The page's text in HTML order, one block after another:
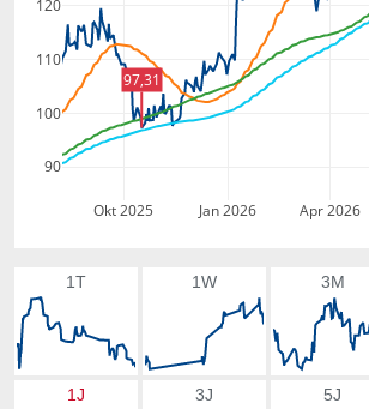
Okt 2025 Jan 2026 Apr 2026
90
100
110
120
97,31
1T 1W 3M
1J 3J 5J